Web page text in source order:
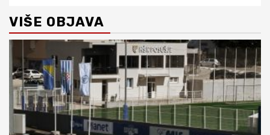
VIŠE OBJAVA